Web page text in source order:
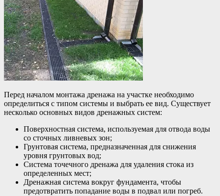
Перед началом монтажа дренажа на участке необходимо
определиться с типом системы и выбрать ее вид. Существует
несколько основных видов дренажных систем:
Поверхностная система, используемая для отвода воды
со сточных ливневых зон;
Грунтовая система, предназначенная для снижения
уровня грунтовых вод;
Система точечного дренажа для удаления стока из
определенных мест;
Дренажная система вокруг фундамента, чтобы
предотвратить попадание воды в подвал или погреб.